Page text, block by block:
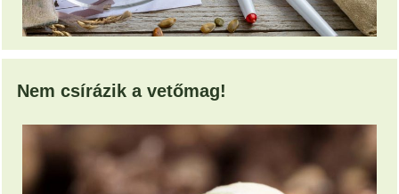
Nem csírázik a vetőmag!